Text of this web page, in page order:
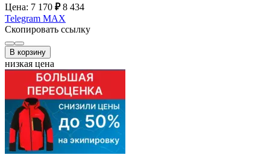
Цена: 7 170 ₽ 8 434
Telegram MAX
Скопировать ссылку
В корзину
низкая цена